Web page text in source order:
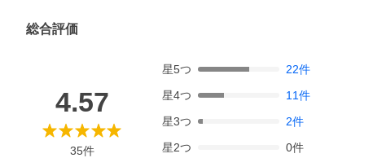
総合評価
4.57
35件
星5つ 22件
星4つ 11件
星3つ 2件
星2つ 0件